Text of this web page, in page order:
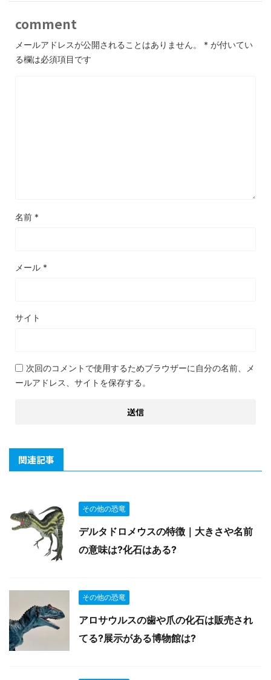
comment
メールアドレスが公開されることはありません。 * が付いてい
る欄は必須項目です
名前 *
メール *
サイト
次回のコメントで使用するためブラウザーに自分の名前、メ
ールアドレス、サイトを保存する。
関連記事
その他の恐竜
デルタドロメウスの特徴｜大きさや名前
の意味は?化石はある?
その他の恐竜
アロサウルスの歯や爪の化石は販売され
てる?展示がある博物館は?